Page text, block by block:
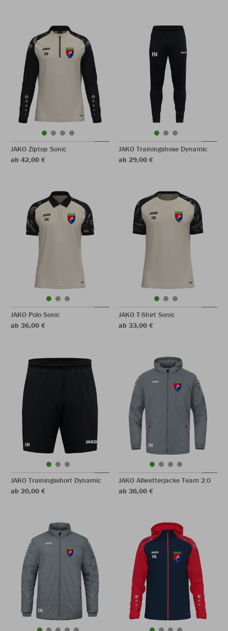
JAKO Ziptop Sonic
ab 42,00 €
JAKO Trainingshose Dynamic
ab 29,00 €
JAKO Polo Sonic
ab 36,00 €
JAKO T-Shirt Sonic
ab 33,00 €
JAKO Trainingsshort Dynamic
ab 20,00 €
JAKO Allwetterjacke Team 2.0
ab 36,00 €